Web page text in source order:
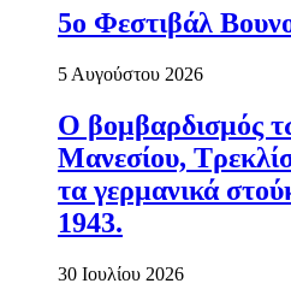
5ο Φεστιβάλ
5 Αυγούστου 2026
Ο βομβαρδισμός
Μανεσίου,
τα γερμανικά
1943.
30 Ιουλίου 2026